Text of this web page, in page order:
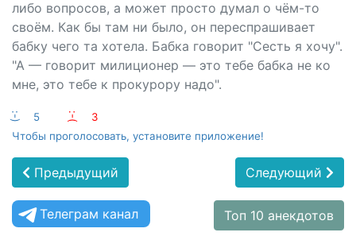
либо вопросов, а может просто думал о чём-то
своём. Как бы там ни было, он переспрашивает
бабку чего та хотела. Бабка говорит "Сесть я хочу".
"А — говорит милиционер — это тебе бабка не ко
мне, это тебе к прокурору надо".
:-) 5 :-(
3
Чтобы проголосовать, установите приложение!
Предыдущий Следующий
Телеграм канал Топ 10 анекдотов